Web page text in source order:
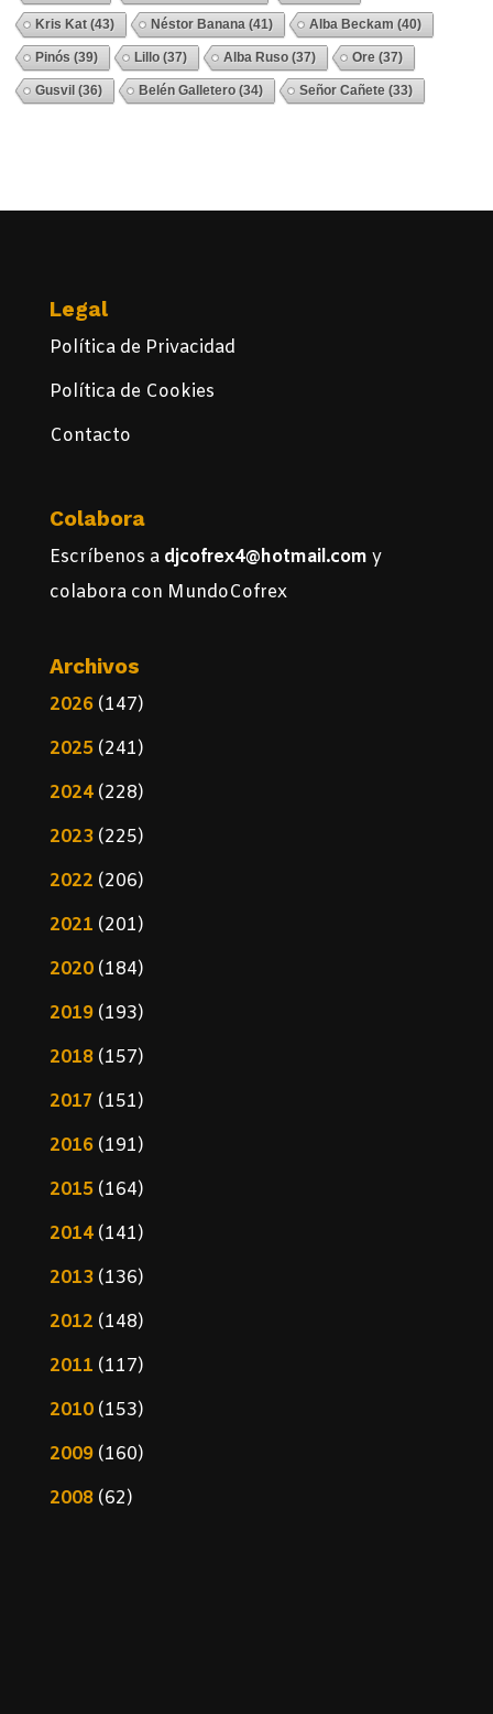
Kris Kat (43) Néstor Banana (41) Alba Beckam (40)
Pinós (39) Lillo (37) Alba Ruso (37) Ore (37)
Gusvil (36) Belén Galletero (34) Señor Cañete (33)
Legal
Política de Privacidad
Política de Cookies
Contacto
Colabora
Escríbenos a djcofrex4@hotmail.com y
colabora con MundoCofrex
Archivos
2026(147)
2025(241)
2024(228)
2023(225)
2022 (206)
2021 (201)
2020(184)
2019(193)
2018(157)
2017 (151)
2016(191)
2015(164)
2014(141)
2013(136)
2012 (148)
2011 (117)
2010(153)
2009(160)
2008(62)